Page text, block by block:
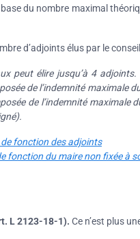
du nombre maximal
d’adjoints élus par le
peut élire jusqu’à 4
de l’indemnité maximale
de l’indemnité maximale
fonction des adjoints
fonction du maire non fixée à
L 2123-18-1). Ce n’est plus